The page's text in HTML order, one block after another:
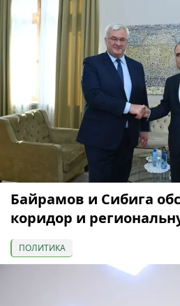
Байрамов и Сибига
коридор и
ПОЛИТИКА